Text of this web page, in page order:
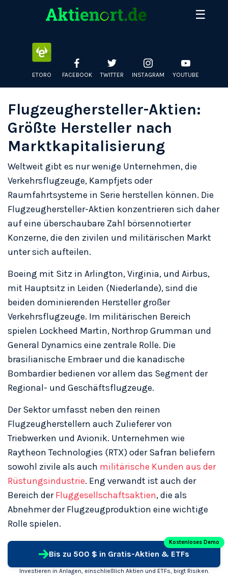
zu Adidas, BMW, SAP, Allianz & mehr an der Deutschen
☰
ETORO FACEBOOK TWITTER INSTAGRAM YOUTUBE
Flugzeughersteller-Aktien:
Größte Hersteller nach
Marktkapitalisierung
Weltweit gibt es nur wenige Unternehmen, die
Verkehrsflugzeuge, Kampfjets oder
Raumfahrtsysteme in Serie herstellen können. Die
Flugzeughersteller-Aktien konzentrieren sich daher
auf eine überschaubare Zahl börsennotierter
Konzerne, die den zivilen und militärischen Markt
unter sich aufteilen.
Boeing mit Sitz in Arlington, Virginia, und Airbus,
mit Hauptsitz in Leiden (Niederlande), sind die
beiden dominierenden Hersteller großer
Verkehrsflugzeuge. Im militärischen Bereich
spielen Lockheed Martin, Northrop Grumman und
General Dynamics eine zentrale Rolle. Die
brasilianische Embraer und die kanadische
Bombardier bedienen vor allem das Segment der
Regional- und Geschäftsflugzeuge.
Der Sektor umfasst neben den reinen
Flugzeugherstellern auch Zulieferer von
Triebwerken und Avionik. Unternehmen wie
Raytheon Technologies (RTX) oder Safran beliefern
sowohl zivile als auch militärische Kunden aus der
Rüstungsindustrie. Eng verwandt ist auch der
Bereich derFluggesellschaftsaktien, die als
Abnehmer der Flugzeugproduktion eine wichtige
Rolle spielen.
Bis zu 500 $ in Gratis-Aktien & ETFs
Kostenloses Demo
Investieren in Anlagen, einschließlich Aktien und ETFs, birgt Risiken.